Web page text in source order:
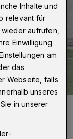
Inhalte und
relevant für
aufrufen,
Einwilligung
am
das
Webseite, falls
unseres
in unserer